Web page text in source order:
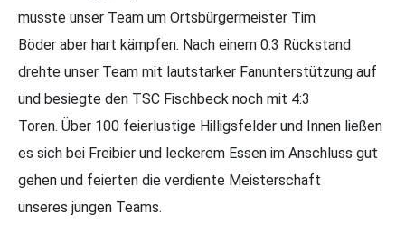
musste unser Team um Ortsbürgermeister Tim
Böder aber hart kämpfen. Nach einem 0:3 Rückstand
drehte unser Team mit lautstarker Fanunterstützung auf
und besiegte den TSC Fischbeck noch mit 4:3
Toren. Über 100 feierlustige Hilligsfelder und Innen ließen
es sich bei Freibier und leckerem Essen im Anschluss gut
gehen und feierten die verdiente Meisterschaft
unseres jungen Teams.